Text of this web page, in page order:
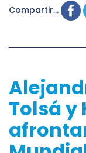
Compartir...
Tolsá y